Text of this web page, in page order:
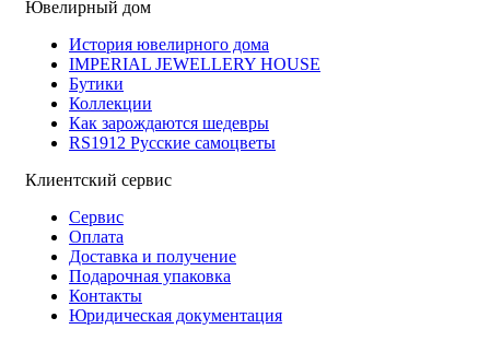
Ювелирный дом
История ювелирного дома
IMPERIAL JEWELLERY HOUSE
Бутики
Коллекции
Как зарождаются шедевры
RS1912 Русские самоцветы
Клиентский сервис
Сервис
Оплата
Доставка и получение
Подарочная упаковка
Контакты
Юридическая документация